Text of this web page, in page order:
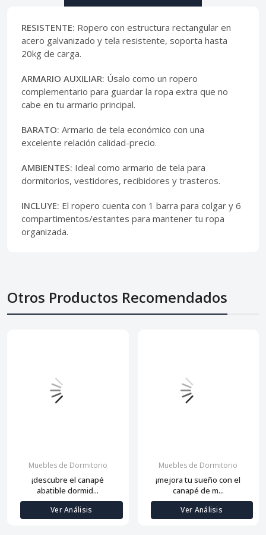
RESISTENTE: Ropero con estructura rectangular en
acero galvanizado y tela resistente, soporta hasta
20kg de carga.
ARMARIO AUXILIAR: Úsalo como un ropero
complementario para guardar la ropa extra que no
cabe en tu armario principal.
BARATO: Armario de tela económico con una
excelente relación calidad-precio.
AMBIENTES: Ideal como armario de tela para
dormitorios, vestidores, recibidores y trasteros.
INCLUYE: El ropero cuenta con 1 barra para colgar y 6
compartimentos/estantes para mantener tu ropa
organizada.
Otros Productos Recomendados
Muebles de Dormitorio
¡descubre el canapé
abatible dormid...
Ver Análisis
Muebles de Dormitorio
¡mejora tu sueño con el
canapé de m...
Ver Análisis